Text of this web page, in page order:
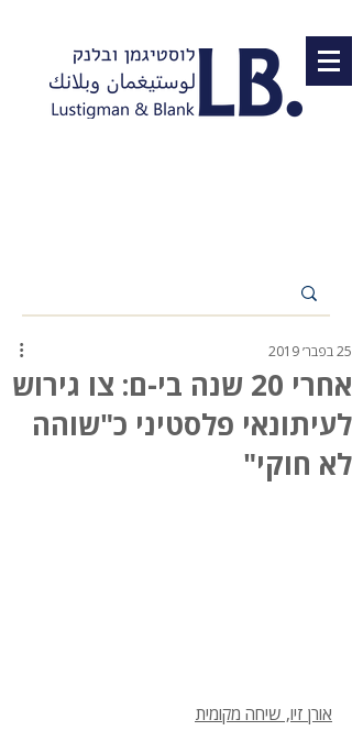
אחרי 20 שנה בי-ם: צו גירוש
לעיתונאי פלסטיני כ"שוהה
לא חוקי"
25 בפבר׳ 2019
אורן זיו, שיחה מקומית